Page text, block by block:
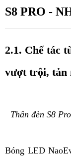
S8 PRO -
2.1. Chế tác
vượt trội, tản
Thân đèn S8
Bóng LED